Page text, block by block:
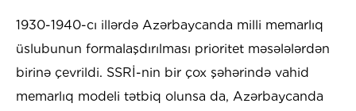
1930-1940-cı illərdə Azərbaycanda milli memarlıq
üslubunun formalaşdırılması prioritet məsələlərdən
birinə çevrildi. SSRİ-nin bir çox şəhərində vahid
memarlıq modeli tətbiq olunsa da, Azərbaycanda